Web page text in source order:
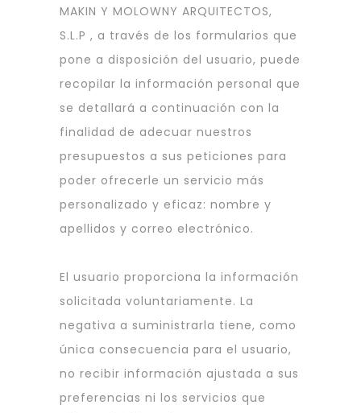
MAKIN Y MOLOWNY ARQUITECTOS,
S.L.P , a través de los formularios que
pone a disposición del usuario, puede
recopilar la información personal que
se detallará a continuación con la
finalidad de adecuar nuestros
presupuestos a sus peticiones para
poder ofrecerle un servicio más
personalizado y eficaz: nombre y
apellidos y correo electrónico.
El usuario proporciona la información
solicitada voluntariamente. La
negativa a suministrarla tiene, como
única consecuencia para el usuario,
no recibir información ajustada a sus
preferencias ni los servicios que